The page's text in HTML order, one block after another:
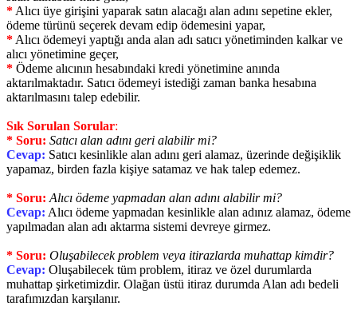
* Alıcı üye girişini yaparak satın alacağı alan adını sepetine ekler,
ödeme türünü seçerek devam edip ödemesini yapar,
* Alıcı ödemeyi yaptığı anda alan adı satıcı yönetiminden kalkar ve
alıcı yönetimine geçer,
* Ödeme alıcının hesabındaki kredi yönetimine anında
aktarılmaktadır. Satıcı ödemeyi istediği zaman banka hesabına
aktarılmasını talep edebilir.
Sık Sorulan Sorular:
* Soru: Satıcı alan adını geri alabilir mi?
Cevap: Satıcı kesinlikle alan adını geri alamaz, üzerinde değişiklik
yapamaz, birden fazla kişiye satamaz ve hak talep edemez.
* Soru: Alıcı ödeme yapmadan alan adını alabilir mi?
Cevap: Alıcı ödeme yapmadan kesinlikle alan adınız alamaz, ödeme
yapılmadan alan adı aktarma sistemi devreye girmez.
* Soru: Oluşabilecek problem veya itirazlarda muhattap kimdir?
Cevap: Oluşabilecek tüm problem, itiraz ve özel durumlarda
muhattap şirketimizdir. Olağan üstü itiraz durumda Alan adı bedeli
tarafımızdan karşılanır.